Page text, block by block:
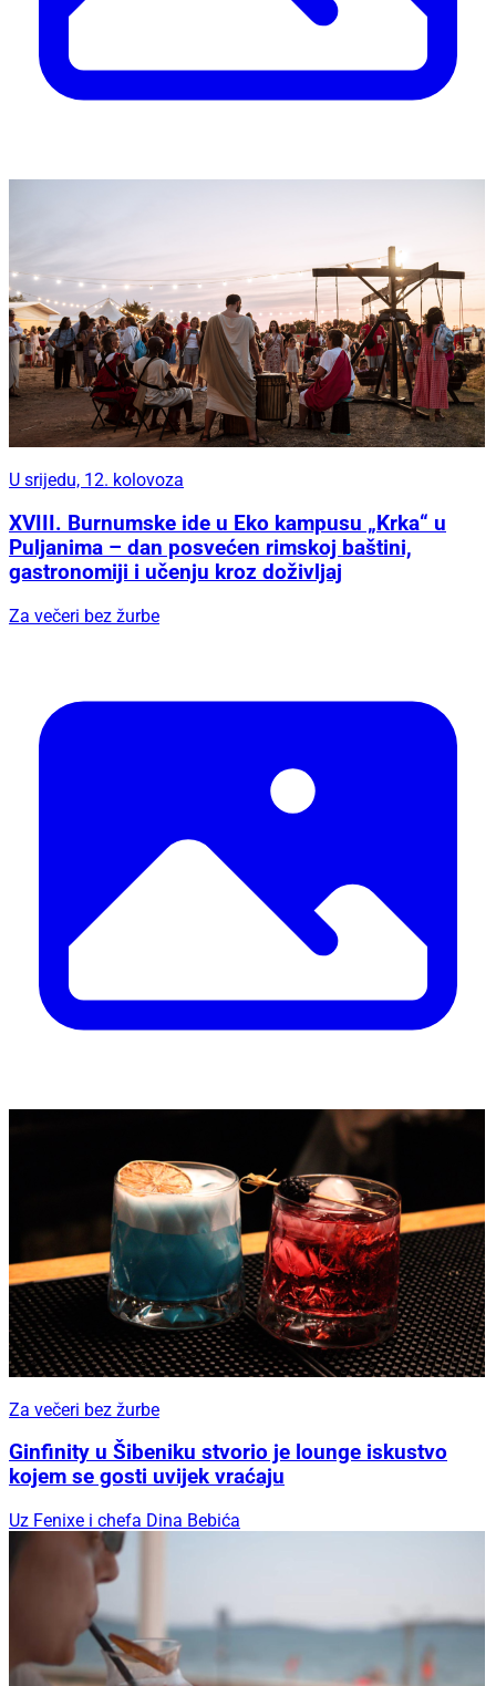
U srijedu, 12. kolovoza
XVIII. Burnumske ide u Eko kampusu „Krka“ u
Puljanima – dan posvećen rimskoj baštini,
gastronomiji i učenju kroz doživljaj
Za večeri bez žurbe
Za večeri bez žurbe
Ginfinity u Šibeniku stvorio je lounge iskustvo
kojem se gosti uvijek vraćaju
Uz Fenixe i chefa Dina Bebića